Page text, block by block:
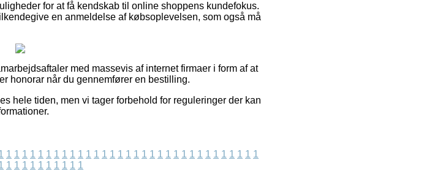
for at få kendskab til online shoppens kundefokus.
en anmeldelse af købsoplevelsen, som også må
med massevis af internet firmaer i form af at
honorar når du gennemfører en bestilling.
hele tiden, men vi tager forbehold for reguleringer der kan
1 1 1 1 1 1 1 1 1 1 1 1 1 1 1 1 1 1 1 1 1 1 1 1 1 1 1 1 1 1 1 1
1 1 1 1 1 1 1 1 1 1